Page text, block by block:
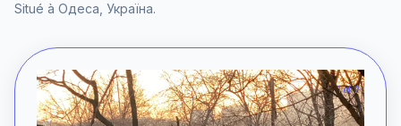
Situé à Одеса Україна.
1 of 2